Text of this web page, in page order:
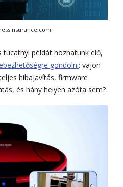
tucatnyi példát hozhatunk elő,
gondolni: vajon
hibajavítás, firmware
és hány helyen azóta sem?